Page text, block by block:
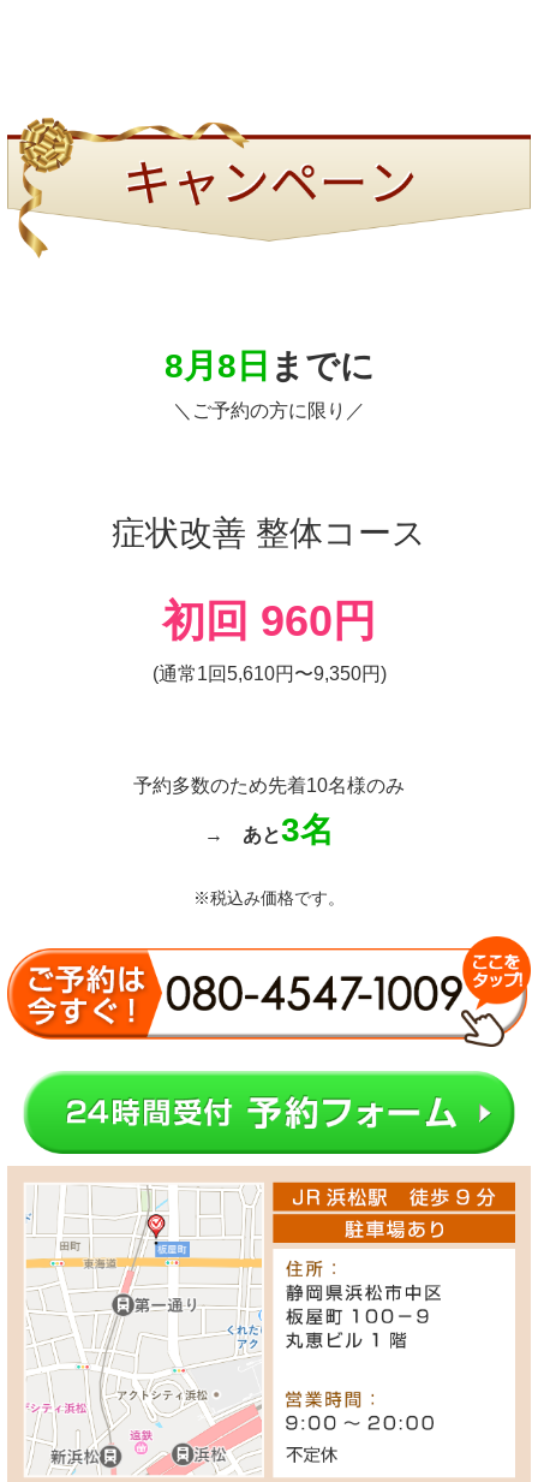
8月8日 までに
＼ご予約の方に限り／
症状改善 整体コース
初回 960円
(通常1回5,610円〜9,350円)
予約多数のため先着10名様のみ
→ あと3名
※税込み価格です。